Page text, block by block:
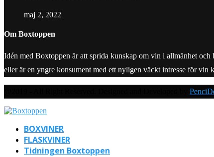
maj 2, 2022
Om Boxtoppen
Idén med Boxtoppen är att sprida kunskap om vin i allmänhet
eller är en yngre konsument med ett nyligen väckt intresse för vin
BOXVINER
FLASKVINER
Tidningen Boxtoppen